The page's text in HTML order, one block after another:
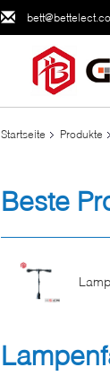
Startseite Produkte
Beste